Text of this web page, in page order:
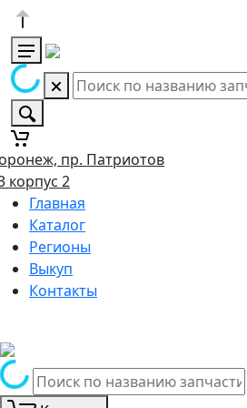
пр. Патриотов
корпус 2
Главная
Каталог
Регионы
Выкуп
Контакты